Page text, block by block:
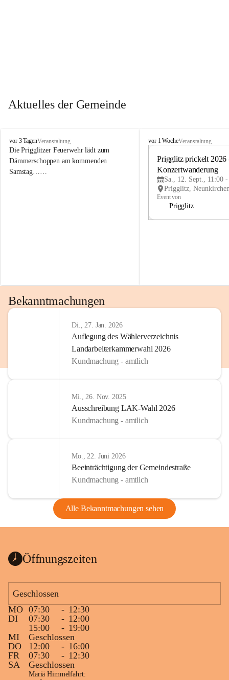
Aktuelles der Gemeinde
P
r
i
g
vor 3 TagenVeranstaltung
Die Prigglitzer Feuerwehr lädt zum
Dämmerschoppen am kommenden
Samstag……
P
vor 1 WocheVeranstaltung
Prigglitz prickelt 2026
Konzertwanderung
Sa., 12. Sept., 11:00
Event von
Prigglitz
Bekanntmachungen
Di., 27. Jan. 2026
Auflegung des Wählerverzeichnis
Landarbeiterkammerwahl 2026
Kundmachung - amtlich
Mi., 26. Nov. 2025
Ausschreibung LAK-Wahl 2026
Kundmachung - amtlich
Mo., 22. Juni 2026
Beeinträchtigung der Gemeindestraße
Kundmachung - amtlich
Alle Bekanntmachungen sehen
Öffnungszeiten
Geschlossen
MO 07:30 - 12:30
DI
07:30 - 12:00
15:00
- 19:00
MI
Geschlossen
DO
12:00 - 16:00
FR
07:30 - 12:30
SA
Geschlossen
Mariä Himmelfahrt: